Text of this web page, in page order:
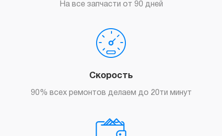
На все запчасти от 90 дней
Скорость
90% всех ремонтов делаем до 20ти минут